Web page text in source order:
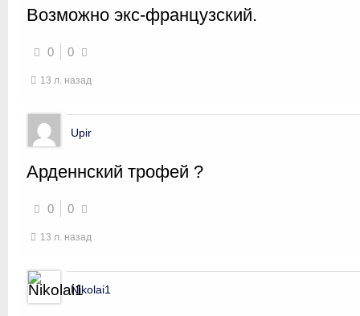
Возможно экс-французский.
0 0
13 л. назад
Upir
Арденнский трофей ?
0 0
13 л. назад
Nikolai1